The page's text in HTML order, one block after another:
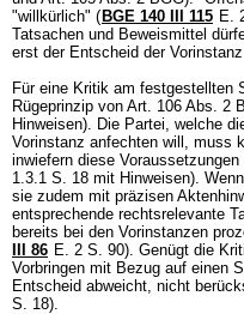
"willkürlich" ( BGE 140 III 115 E.
Tatsachen und Beweismittel
erst der Entscheid der
Für eine Kritik am festgestellten
Rügeprinzip von Art. 106 Abs. 2
Hinweisen). Die Partei, welche
Vorinstanz anfechten will, muss
inwiefern diese
1.3.1 S. 18 mit Hinweisen).
sie zudem mit präzisen
entsprechende rechtsrelevante
bereits bei den Vorinstanzen
III 86 E. 2 S. 90). Genügt die
Vorbringen mit Bezug auf einen
Entscheid abweicht, nicht
S. 18).